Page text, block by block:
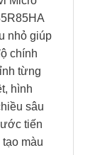
nhỏ giúp
chính
từng
hình
sâu
tiến
màu